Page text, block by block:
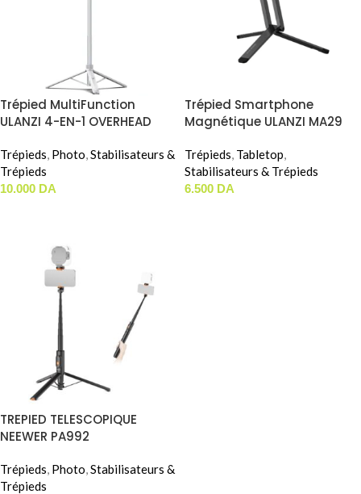
Trépied MultiFunction
ULANZI 4-EN-1 OVERHEAD
Trépieds, Photo,Stabilisateurs &
Trépieds
10.000 DA
Trépied Smartphone
Magnétique ULANZI MA29
Trépieds, Tabletop,
Stabilisateurs & Trépieds
6.500 DA
TREPIED TELESCOPIQUE
NEEWER PA992
Trépieds, Photo,Stabilisateurs &
Trépieds